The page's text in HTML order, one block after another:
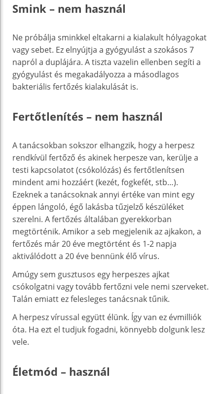
Smink – nem használ
Ne próbálja sminkkel eltakarni a kialakult hólyagokat
vagy sebet. Ez elnyújtja a gyógyulást a szokásos 7
napról a duplájára. A tiszta vazelin ellenben segíti a
gyógyulást és megakadályozza a másodlagos
bakteriális fertőzés kialakulását is.
Fertőtlenítés – nem használ
A tanácsokban sokszor elhangzik, hogy a herpesz
rendkívül fertőző és akinek herpesze van, kerülje a
testi kapcsolatot (csókolózás) és fertőtlenítsen
mindent ami hozzáért (kezét, fogkefét, stb…).
Ezeknek a tanácsoknak annyi értéke van mint egy
éppen lángoló, égő lakásba tűzjelző készüléket
szerelni. A fertőzés általában gyerekkorban
megtörténik. Amikor a seb megjelenik az ajkakon, a
fertőzés már 20 éve megtörtént és 1-2 napja
aktiválódott a 20 éve bennünk élő vírus.
Amúgy sem gusztusos egy herpeszes ajkat
csókolgatni vagy tovább fertőzni vele nemi szerveket.
Talán emiatt ez felesleges tanácsnak tűnik.
A herpesz vírussal együtt élünk. Így van ez évmilliók
óta. Ha ezt el tudjuk fogadni, könnyebb dolgunk lesz
vele.
Életmód – használ